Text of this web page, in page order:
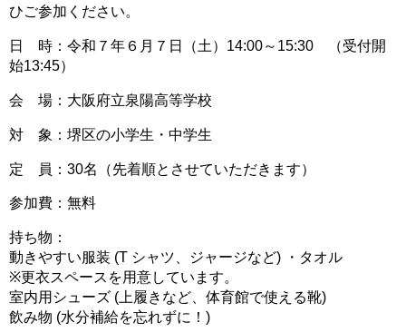
ひご参加ください。
日 時：令和７年６月７日（土）14:00～15:30 （受付開
始13:45）
会 場：大阪府立泉陽高等学校
対 象：堺区の小学生・中学生
定 員：30名（先着順とさせていただきます）
参加費：無料
持ち物：
動きやすい服装 (T シャツ、ジャージなど) ・タオル
※更衣スペースを用意しています。
室内用シューズ (上履きなど、体育館で使える靴)
飲み物 (水分補給を忘れずに！)